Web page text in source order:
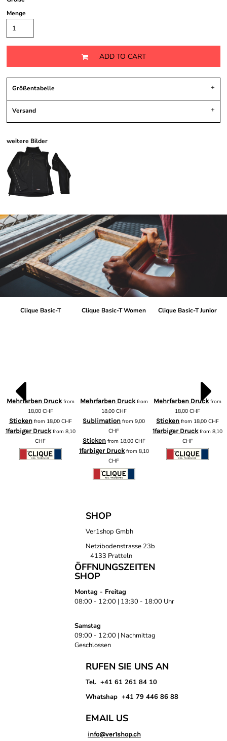
Menge
ADD TO CART
Größentabelle
Versand
weitere Bilder
Clique Basic-T
Mehrfarben Druckfrom
18,00 CHF
Stickenfrom 18,00 CHF
1farbiger Druckfrom 8,10
CHF
Clique Basic-T Women
Mehrfarben Druckfrom
18,00 CHF
Sublimation from9,00
CHF
Stickenfrom 18,00 CHF
1farbiger Druckfrom 8,10
CHF
Clique Basic-T Junior
Mehrfarben Druckfrom
18,00CHF
Sticken from 18,00CHF
1farbiger Druckfrom8,10
CHF
SHOP
Ver1shop Gmbh
Netzibodenstrasse 23b
4133 Pratteln
ÖFFNUNGSZEITEN
SHOP
Montag - Freitag
08:00 - 12:00 | 13:30 - 18:00 Uhr
Samstag
09:00 - 12:00 | Nachmittag
Geschlossen
RUFEN SIE UNS AN
Tel. +41 61 261 84 10
Whatshap +41 79 446 86 88
EMAIL US
info@ver1shop.ch